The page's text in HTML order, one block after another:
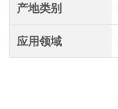
产地类别
应用领域